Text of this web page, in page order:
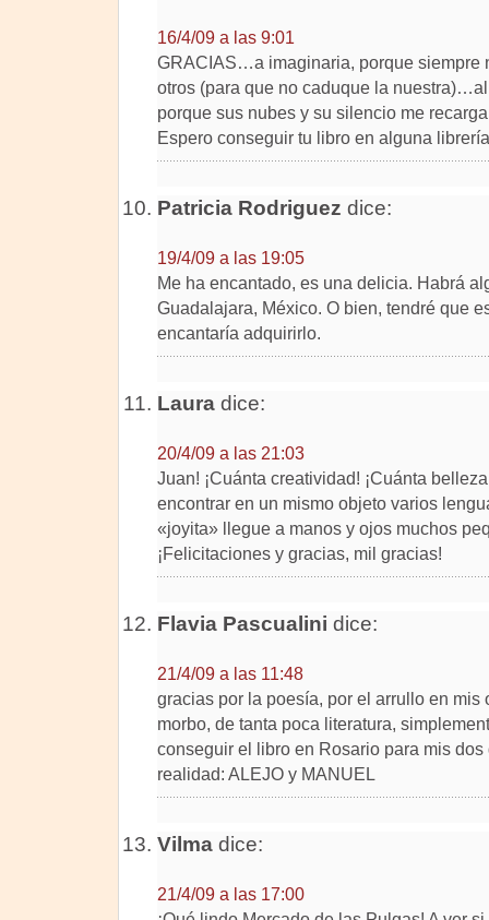
16/4/09 a las 9:01
GRACIAS…a imaginaria, porque siempre
otros (para que no caduque la
porque sus nubes y su silencio me
Espero conseguir tu libro en alguna
Patricia Rodriguez dice:
19/4/09 a las 19:05
Me ha encantado, es una delicia. Habrá
Guadalajara, México. O bien, tendré que
encantaría adquirirlo.
Lauradice:
20/4/09 a las 21:03
Juan! ¡Cuánta creatividad! ¡Cuánta
encontrar en un mismo objeto varios
«joyita» llegue a manos y ojos muchos
¡Felicitaciones y gracias, mil gracias!
Flavia Pascualini dice:
21/4/09 a las 11:48
gracias por la poesía, por el arrullo en mis
morbo, de tanta poca literatura,
conseguir el libro en Rosario para mis
realidad: ALEJO y MANUEL
Vilmadice:
21/4/09 a las 17:00